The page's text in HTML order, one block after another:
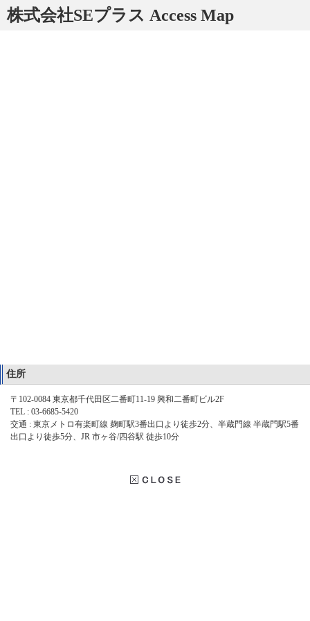
株式会社SEプラス Access Map
住所
〒102-0084 東京都千代田区二番町11-19 興和二番町ビル2F
TEL : 03-6685-5420
交通 : 東京メトロ有楽町線 麹町駅3番出口より徒歩2分、半蔵門線 半蔵門駅5番
出口より徒歩5分、JR 市ヶ谷/四谷駅 徒歩10分